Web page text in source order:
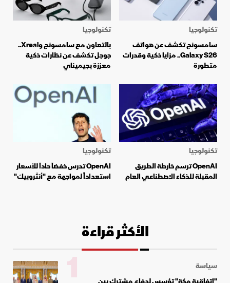
تكنولوجيا
سامسونج تكشف عن هواتف
Galaxy S26.. مزايا ذكية وقدرات
متطورة
تكنولوجيا
بالتعاون مع سامسونج وXreal..
جوجل تكشف عن نظارات ذكية
معززة بجيميناي
تكنولوجيا
OpenAI ترسم خارطة الطريق
المقبلة للذكاء الاصطناعي العام
تكنولوجيا
OpenAI تدرس خفضاً حاداً للأسعار
استعداداً لمواجهة مع "أنثروبيك"
الأكثر قراءة
سياسة
1